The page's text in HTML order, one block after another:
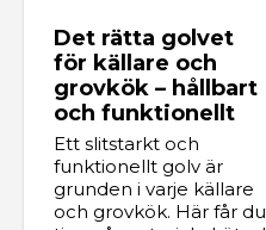
Det rätta golvet
för källare och
grovkök – hållbart
och funktionellt
Ett slitstarkt och
funktionellt golv är
grunden i varje källare
och grovkök. Här får du